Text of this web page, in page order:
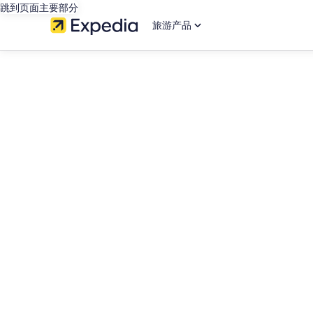
跳到页面主要部分
旅游产品